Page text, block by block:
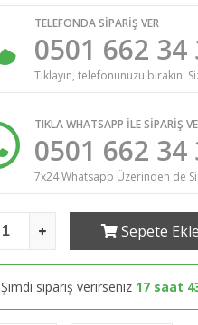
TELEFONDA SİPARİŞ VER
0501 662 34
Tıklayın, telefonunuzu bırakın.
TIKLA WHATSAPP İLE SİPARİŞ
0501 662 34
7x24 Whatsapp Üzerinden de
Sepete Ekle
Şimdi sipariş verirseniz 17 saat